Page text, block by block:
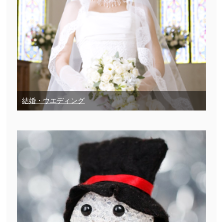
結婚・ウエディング